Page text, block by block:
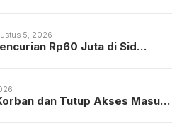
5, 2026
Rp60 Juta di Sid…
dan Tutup Akses Masu…